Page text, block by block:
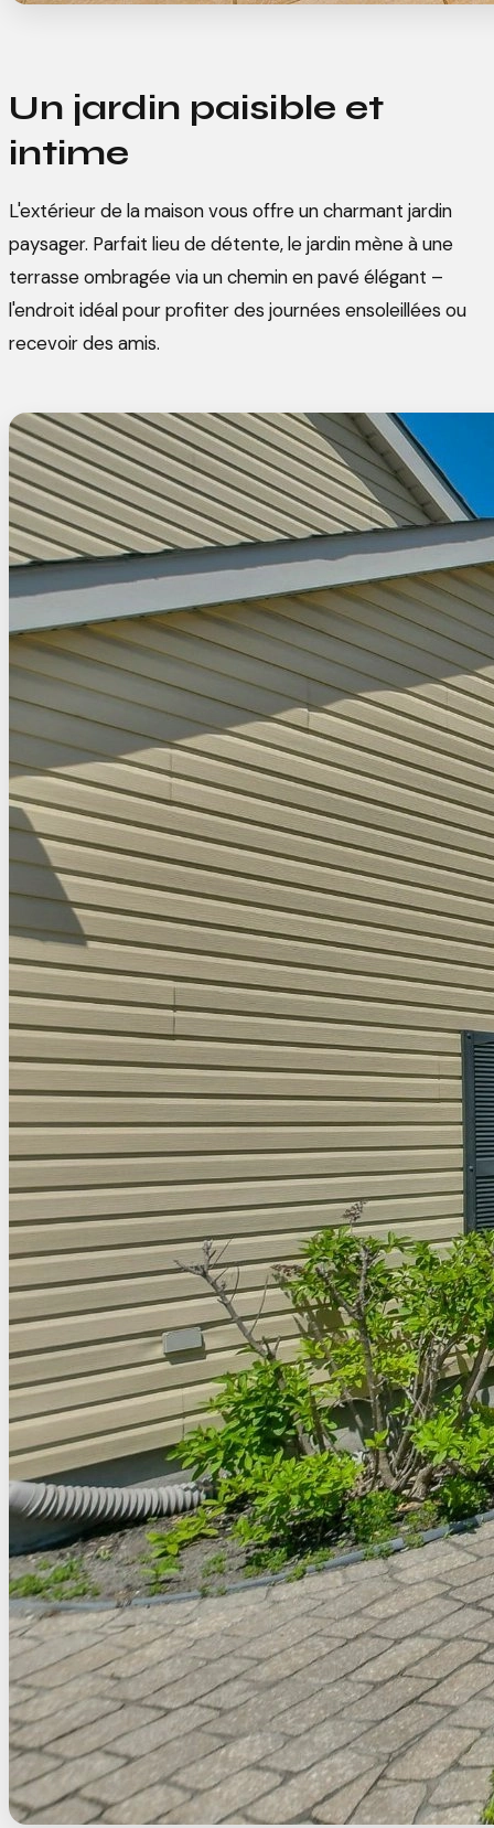
Un jardin paisible et
intime
L'extérieur de la maison vous offre un charmant jardin
paysager. Parfait lieu de détente, le jardin mène à une
terrasse ombragée via un chemin en pavé élégant –
l'endroit idéal pour profiter des journées ensoleillées ou
recevoir des amis.